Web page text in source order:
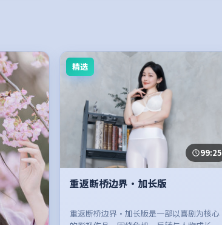
精选
99:25
重返断桥边界·加长版
重返断桥边界·加长版是一部以喜剧为核心